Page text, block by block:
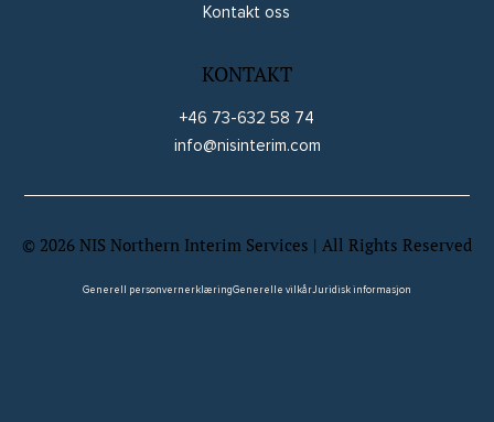
© 2026 NIS Northern Interim Services | All Rights Reserved
Generell personvernerklæringGenerelle vilkårJuridisk informasjon
Kontakt oss
KONTAKT
+46 73-632 58 74
info@nisinterim.com